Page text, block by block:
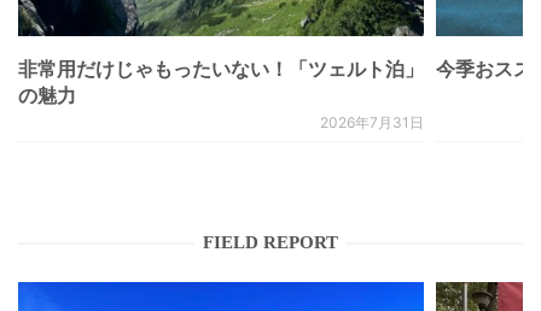
非常用だけじゃもったいない！「ツェルト泊」
の魅力
2026年7月31日
今季おスス
FIELD REPORT